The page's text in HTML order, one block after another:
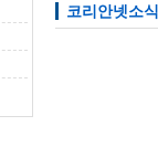
코리안넷소식